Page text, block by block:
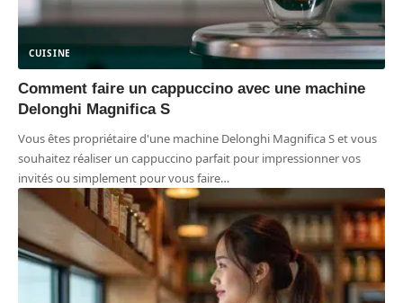
CUISINE
Comment faire un cappuccino avec une machine
Delonghi Magnifica S
Vous êtes propriétaire d'une machine Delonghi Magnifica S et vous
souhaitez réaliser un cappuccino parfait pour impressionner vos
invités ou simplement pour vous faire…